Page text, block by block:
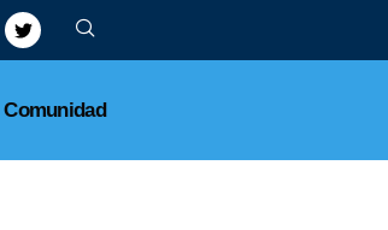
Comunidad